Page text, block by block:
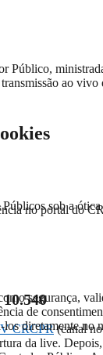
Público,
ao
sob a
CRCPR(canal
da live.
no portal do
segurança,
de
diretamente no